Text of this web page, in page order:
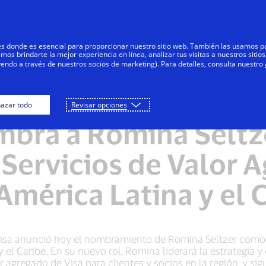
Negocios Innovadores
NOTAS DE PRENSA
a Romina
de Valor
Latina y el
anunció hoy el nombramiento de Romina Seltzer
el Caribe. En su nuevo rol, Romina liderará la estrategia
agregado de Visa para clientes y socios en la región, y
donde es esencial para proporcionar nuestro sitio web. También las usamos
brindarte la mejor experiencia en línea, analizar tus visitas a nuestros
a través de nuestros socios de marketing). Para detalles, consulta nuestro
todo Revisar opciones